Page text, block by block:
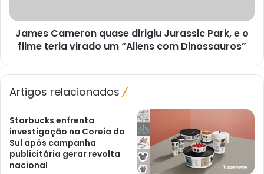
filme
teria
virado
“Aliens
Dinossauros”
James Cameron quase dirigiu Jurassic Park, e o
filme teria virado um “Aliens com Dinossauros”
Artigos relacionados
Starbucks enfrenta
investigação na Coreia do
Sul após campanha
publicitária gerar revolta
nacional